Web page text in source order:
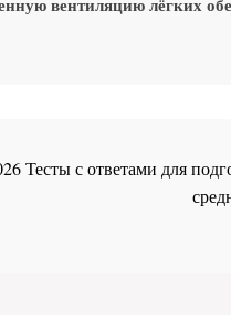
вентиляцию лёгких
Тесты с ответами для